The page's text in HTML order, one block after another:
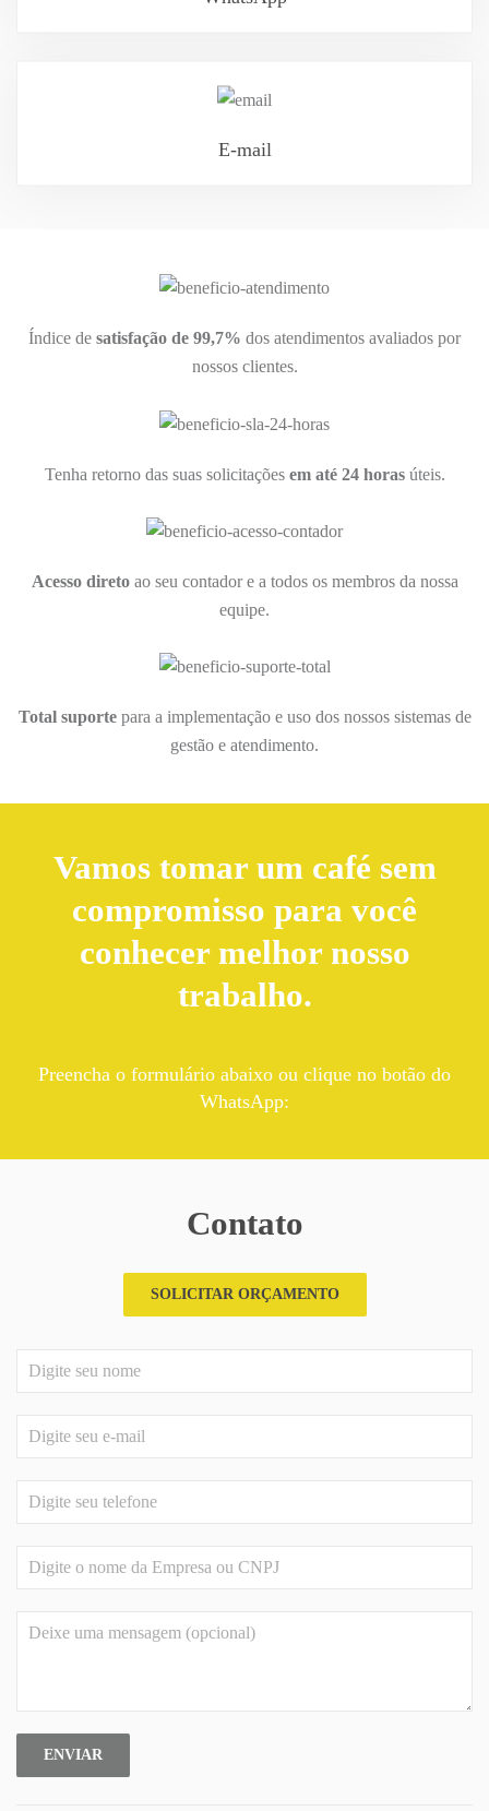
E-mail
Índice de satisfação de 99,7% dos atendimentos avaliados por
nossos clientes.
Tenha retorno das suas solicitações em até 24 horasúteis.
Acesso diretoao seu contador e a todos os membros da nossa
equipe.
Total suportepara a implementação e uso dos nossos sistemas de
gestão e atendimento.
Vamos tomar um café sem
compromisso para você
conhecer melhor nosso
trabalho.
Preencha o formulário abaixo ou clique no botão do
WhatsApp:
Contato
SOLICITAR ORÇAMENTO
ENVIAR